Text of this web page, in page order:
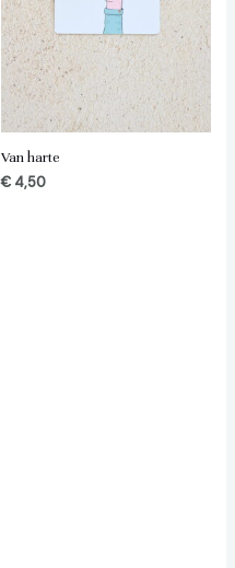
Van harte
€ 4,50